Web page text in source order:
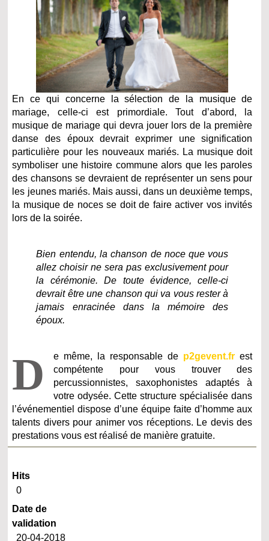
En ce qui concerne la sélection de la musique de
mariage, celle-ci est primordiale. Tout d’abord, la
musique de mariage qui devra jouer lors de la première
danse des époux devrait exprimer une signification
particulière pour les nouveaux mariés. La musique doit
symboliser une histoire commune alors que les paroles
des chansons se devraient de représenter un sens pour
les jeunes mariés. Mais aussi, dans un deuxième temps,
la musique de noces se doit de faire activer vos invités
lors de la soirée.
Bien entendu, la chanson de noce que vous
allez choisir ne sera pas exclusivement pour
la cérémonie. De toute évidence, celle-ci
devrait être une chanson qui va vous rester à
jamais enracinée dans la mémoire des
époux.
D e même, la responsable de p2gevent.fr est
compétente pour vous trouver des
percussionnistes, saxophonistes adaptés à
votre odysée. Cette structure spécialisée dans
l’événementiel dispose d’une équipe faite d’homme aux
talents divers pour animer vos réceptions. Le devis des
prestations vous est réalisé de manière gratuite.
Hits
0
Date de
validation
20-04-2018